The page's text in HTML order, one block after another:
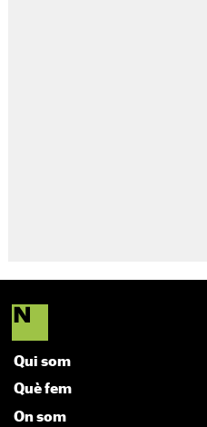
Qui som
Què fem
On som